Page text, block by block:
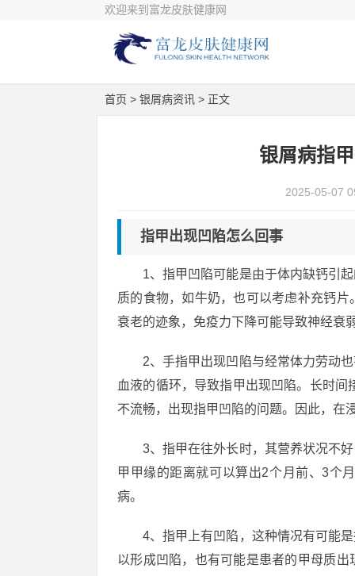
欢迎来到富龙皮肤健康网
首页 > 银屑病资讯 > 正文
银屑病指
2025-05-07
指甲出现凹陷怎么回事
1、指甲凹陷可能是由于体内缺钙引
质的食物，如牛奶，也可以考虑补充钙
衰老的迹象，免疫力下降可能导致神经衰
2、手指甲出现凹陷与经常体力劳动
血液的循环，导致指甲出现凹陷。长时
不流畅，出现指甲凹陷的问题。因此，在
3、指甲在往外长时，其营养状况不
甲甲缘的距离就可以算出2个月前、3个
病。
4、指甲上有凹陷，这种情况有可能
以形成凹陷，也有可能是患者的甲母质